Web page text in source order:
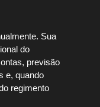
Sua
do
previsão
e, quando
regimento